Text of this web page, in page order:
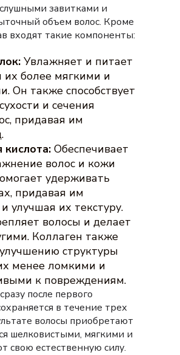
завитками и
объем волос. Кроме
входят такие компоненты:
Увлажняет и питает
их более мягкими и
Он также способствует
и сечения
придавая им
кислота: Обеспечивает
волос и кожи
удерживать
придавая им
улучшая их текстуру.
волосы и делает
Коллаген также
структуры
менее ломкими и
к повреждениям.
после первого
в течение трех
волосы приобретают
шелковистыми, мягкими и
свою естественную силу.